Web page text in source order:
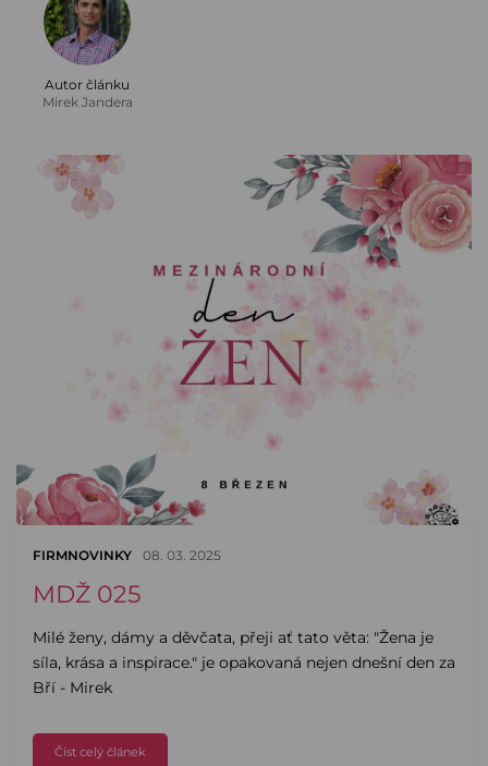
Autor článku
Mirek Jandera
FIRMNOVINKY 08. 03. 2025
MDŽ 025
Milé ženy, dámy a děvčata, přeji ať tato věta: "Žena je
síla, krása a inspirace." je opakovaná nejen dnešní den za
Bří - Mirek
Číst celý článek